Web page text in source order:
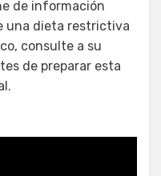
de información
una dieta restrictiva
consulte a su
de preparar esta